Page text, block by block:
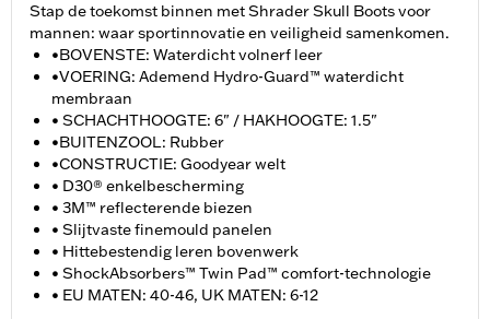
Stap de toekomst binnen met Shrader Skull Boots voor
mannen: waar sportinnovatie en veiligheid samenkomen.
•BOVENSTE: Waterdicht volnerf leer
•VOERING: Ademend Hydro-Guard™ waterdicht
membraan
• SCHACHTHOOGTE: 6" / HAKHOOGTE: 1.5"
•BUITENZOOL: Rubber
•CONSTRUCTIE: Goodyear welt
• D30® enkelbescherming
• 3M™ reflecterende biezen
• Slijtvaste finemould panelen
• Hittebestendig leren bovenwerk
• ShockAbsorbers™ Twin Pad™ comfort-technologie
• EU MATEN: 40-46, UK MATEN: 6-12